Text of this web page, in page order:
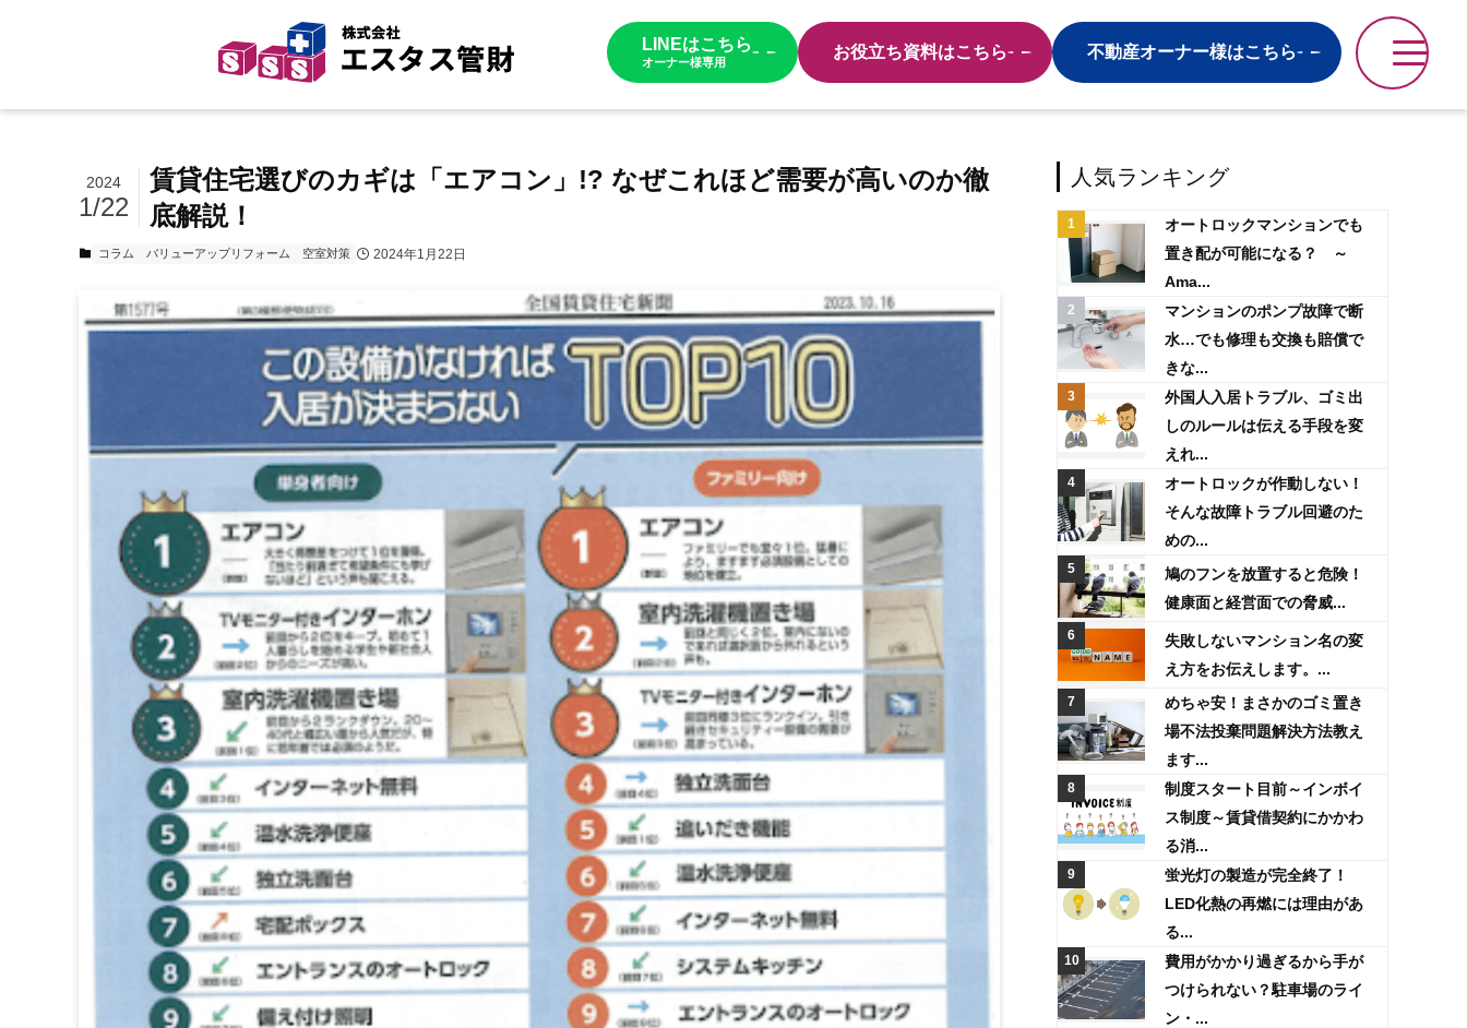
LINEはこちら
オーナー様専用
お役立ち資料はこちら 不動産オーナー様はこちら
賃貸住宅選びのカギは「エアコン」!? なぜこれほど需要が高いのか徹
底解説！
2024
1/22
コラム バリューアップリフォーム 空室対策 2024年1月22日
人気ランキング
オートロックマンションでも
置き配が可能になる？ ～
Ama...
マンションのポンプ故障で断
水…でも修理も交換も賠償で
きな...
外国人入居トラブル、ゴミ出
しのルールは伝える手段を変
えれ...
オートロックが作動しない！
そんな故障トラブル回避のた
めの...
鳩のフンを放置すると危険！
健康面と経営面での脅威...
失敗しないマンション名の変
え方をお伝えします。...
めちゃ安！まさかのゴミ置き
場不法投棄問題解決方法教え
ます...
制度スタート目前～インボイ
ス制度～賃貸借契約にかかわ
る消...
蛍光灯の製造が完全終了！
LED化熱の再燃には理由があ
る...
費用がかかり過ぎるから手が
つけられない？駐車場のライ
ン・...